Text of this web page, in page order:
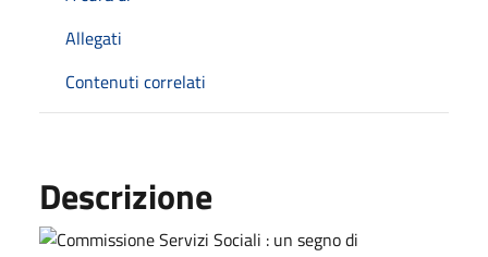
Allegati
Contenuti correlati
Descrizione